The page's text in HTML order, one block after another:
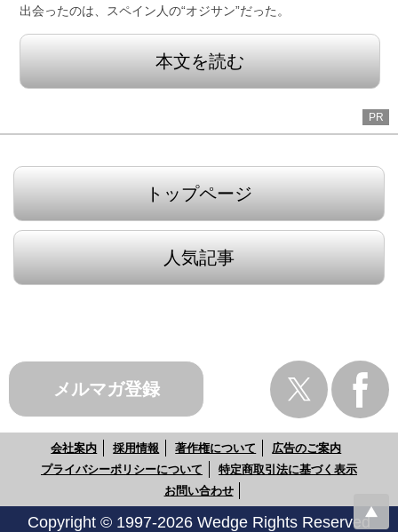
出会ったのは、スペイン人の“オジサン”だった。
本文を読む
PR
トップページ
人気記事
メルマガ登録
会社案内 採用情報 著作権について
広告のご案内
プライバシーポリシーについて
特定商取引法に基づく表示
お問い合わせ
Copyright © 1997-2026 Wedge Rights Reserved